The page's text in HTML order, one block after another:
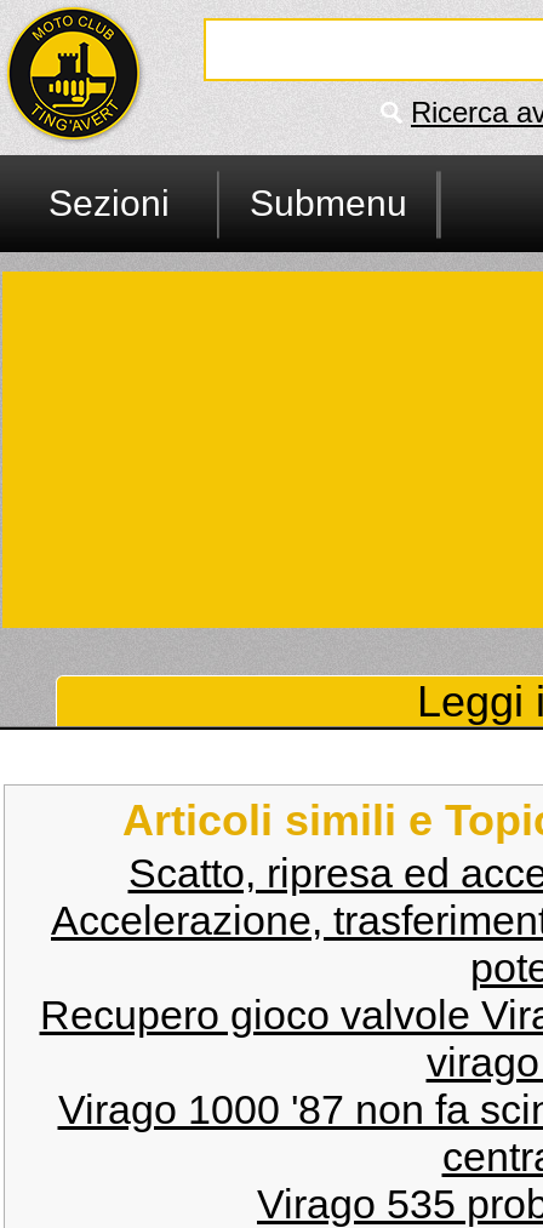
Ricerca
Sezioni Submenu
Leggi
Articoli simili e
Scatto, ripresa ed
Accelerazione,
Recupero gioco valvole
Virago 1000 '87 non fa
Virago 535